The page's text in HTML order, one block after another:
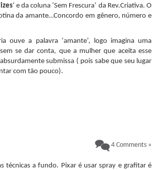
‘ e da coluna ‘Sem Frescura’ da Rev.Criativa. O
da amante…Concordo em gênero, número e
ouve a palavra ‘amante’, logo imagina uma
se dar conta, que a mulher que aceita esse
submissa ( pois sabe que seu lugar
com tão pouco).
4 Comments »
técnicas a fundo. Pixar é usar spray e grafitar é